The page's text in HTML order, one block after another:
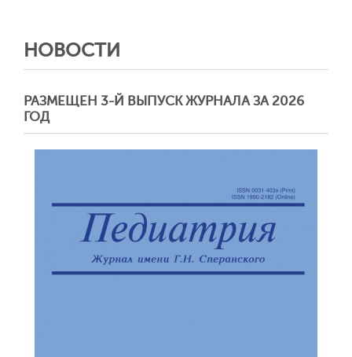
НОВОСТИ
РАЗМЕЩЕН 3-Й ВЫПУСК ЖУРНАЛА ЗА 2026
ГОД